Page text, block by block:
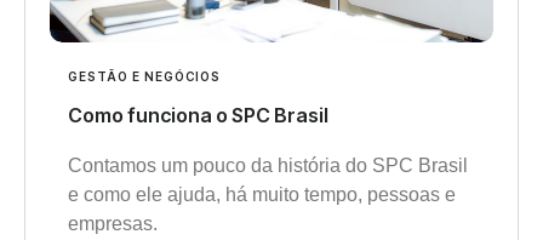
GESTÃO E NEGÓCIOS
Como funciona o SPC Brasil
Contamos um pouco da história do SPC Brasil
e como ele ajuda, há muito tempo, pessoas e
empresas.